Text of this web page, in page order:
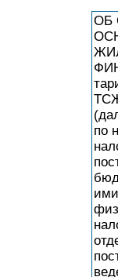
ОБ
по